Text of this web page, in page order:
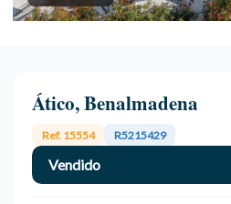
Ático, Benalmadena
Ref. 15554 R5215429
Vendido